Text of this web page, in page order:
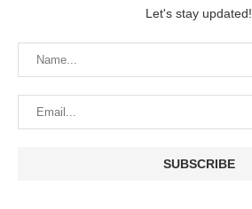
Let's stay updated!